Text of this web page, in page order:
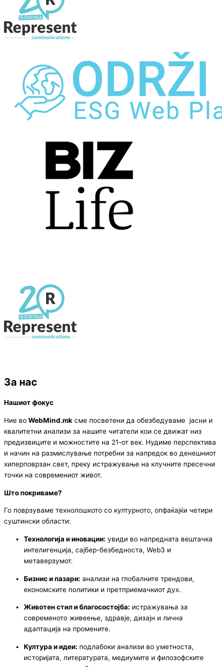
За нас
Нашиот фокус
Ние воWebMind.mk сме посветени да обезбедуваме јасни и
квалитетни анализи за нашите читатели кои се движат низ
предизвиците и можностите на 21-от век. Нудиме перспектива
и начин на размислување потребни за напредок во денешниот
хиперповрзан свет, преку истражување на клучните пресечни
точки на современиот живот.
Што покриваме?
Го поврзуваме технолошкото со културното, опфаќајќи четири
суштински области:
Технологија и иновации: увиди во напредната вештачка
интелигенција, сајбер-безбедноста, Web3 и
метаверзумот.
Бизнис и пазари: анализи на глобалните трендови,
економските политики и претприемачкиот дух.
Животен стил и благосостојба: истражувања за
современото живеење, здравје, дизајн и лична
адаптација на промените.
Култура и идеи: подлабоки анализи во уметноста,
историјата, литературата, медиумите и филозофските